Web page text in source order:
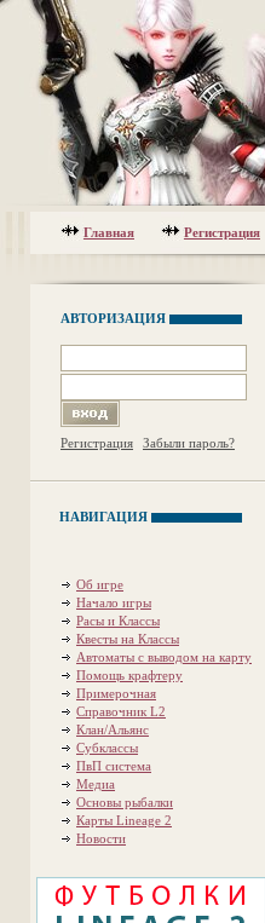
Главная Регистрация
АВТОРИЗАЦИЯ
Регистрация Забыли пароль?
НАВИГАЦИЯ
Об игре
Начало игры
Расы и Классы
Квесты на Классы
Автоматы с выводом на карту
Помощь крафтеру
Примерочная
Справочник L2
Клан/Альянс
Субклассы
ПвП система
Медиа
Основы рыбалки
Карты Lineage 2
Новости